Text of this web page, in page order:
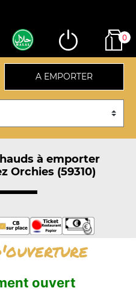
0
A EMPORTER
à emporter
Orchies (59310)
ouvert